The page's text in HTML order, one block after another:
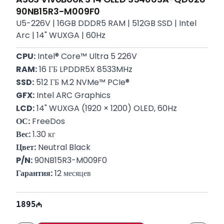
90NB15R3-M009F0
U5-226V | 16GB DDDR5 RAM | 512GB SSD | Intel
Arc | 14" WUXGA | 60Hz
CPU: Intel® Core™ Ultra 5 226V
RAM: 16 ГБ LPDDR5X 8533MHz
SSD: 512 ГБ M.2 NVMe™ PCIe®
GFX: Intel ARC Graphics
LCD: 14" WUXGA (1920 × 1200) OLED, 60Hz
ОС: FreeDos
Вес: 1.30 кг
Цвет: Neutral Black
P/N: 90NB15R3-M009F0
Гарантия: 12 месяцев
1895